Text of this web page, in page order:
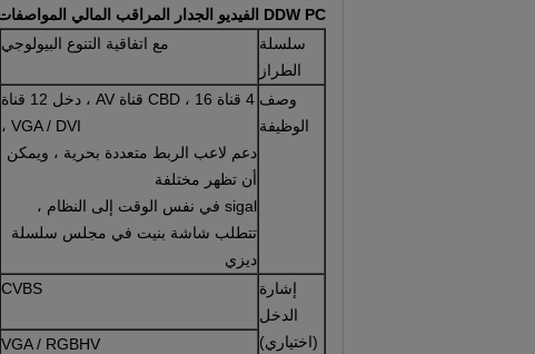
DDW PC الفيديو الجدار المراقب المالي المواصفات الفنية
سلسلة
الطراز
مع اتفاقية التنوع البيولوجي
وصف
الوظيفة
4 قناة CBD ، 16 قناة AV ، دخل 12 قناة
VGA / DVI ،
دعم لاعب الربط متعددة بحرية ، ويمكن
أن تظهر مختلفة
sigal في نفس الوقت إلى النظام ،
تتطلب شاشة بنيت في مجلس سلسلة
ديزي
إشارة
الدخل
(اختياري)
CVBS
VGA / RGBHV